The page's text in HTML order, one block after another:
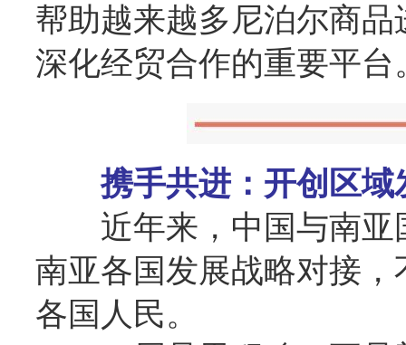
帮助越来越多尼泊尔商
深化经贸合作的重要平台
携手共进：开创区域
近年来，中国与南亚
南亚各国发展战略对接
各国人民。